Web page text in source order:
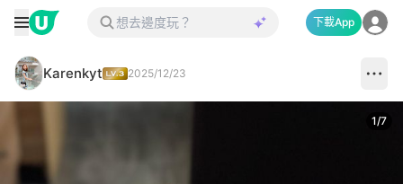
下載App
Karenkyt 2025/12/23
1/7